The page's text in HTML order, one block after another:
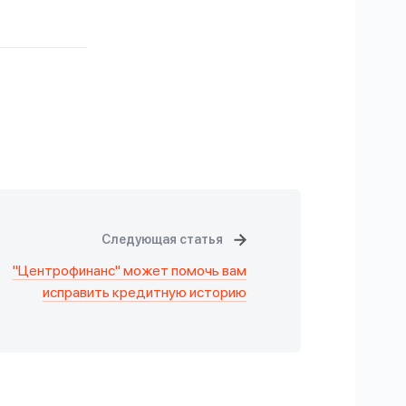
Следующая статья
"Центрофинанс" может помочь вам
исправить кредитную историю